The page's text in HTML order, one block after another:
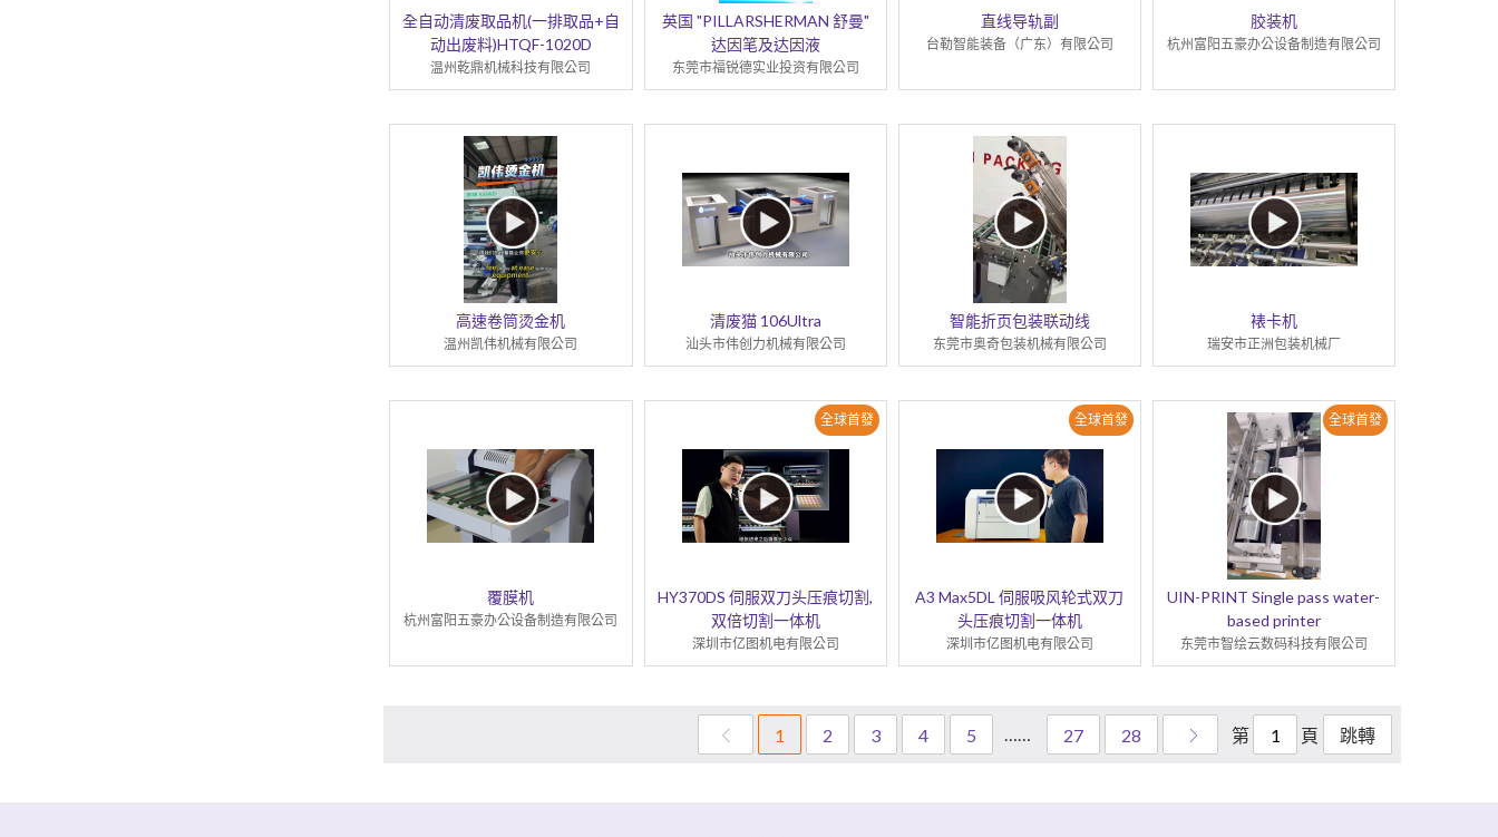
全自动清废取品机(一排取品+自
动出废料)HTQF-1020D
温州乾鼎机械科技有限公司
英国 "PILLARSHERMAN 舒曼"
达因笔及达因液
东莞市福锐德实业投资有限公司
直线导轨副
台勒智能装备（广东）有限公司
胶装机
杭州富阳五豪办公设备制造有限公司
高速卷筒烫金机
温州凯伟机械有限公司
清废猫 106Ultra
汕头市伟创力机械有限公司
智能折页包装联动线
东莞市奥奇包装机械有限公司
裱卡机
瑞安市正洲包装机械厂
覆膜机
杭州富阳五豪办公设备制造有限公司
全球首發
HY370DS 伺服双刀头压痕切割,
双倍切割一体机
深圳市亿图机电有限公司
全球首發
A3 Max5DL 伺服吸风轮式双刀
头压痕切割一体机
深圳市亿图机电有限公司
全球首發
UIN-PRINT Single pass water-
based printer
东莞市智绘云数码科技有限公司
1 2 3 4 5 …… 27 28 第 頁 跳轉